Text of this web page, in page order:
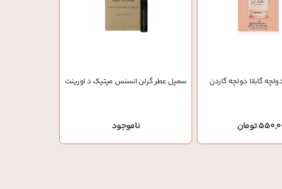
گابانا دولچه گاردن
تومان
سمپل عطر گرلن انسنس میتیک د اورینت
ناموجود